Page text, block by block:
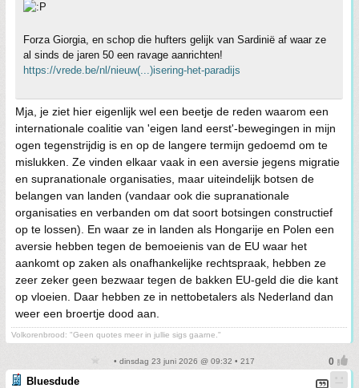
Forza Giorgia, en schop die hufters gelijk van Sardinië af waar ze
al sinds de jaren 50 een ravage aanrichten!
https://vrede.be/nl/nieuw(...)isering-het-paradijs
Mja, je ziet hier eigenlijk wel een beetje de reden waarom een
internationale coalitie van 'eigen land eerst'-bewegingen in mijn
ogen tegenstrijdig is en op de langere termijn gedoemd om te
mislukken. Ze vinden elkaar vaak in een aversie jegens migratie
en supranationale organisaties, maar uiteindelijk botsen de
belangen van landen (vandaar ook die supranationale
organisaties en verbanden om dat soort botsingen constructief
op te lossen). En waar ze in landen als Hongarije en Polen een
aversie hebben tegen de bemoeienis van de EU waar het
aankomt op zaken als onafhankelijke rechtspraak, hebben ze
zeer zeker geen bezwaar tegen de bakken EU-geld die die kant
op vloeien. Daar hebben ze in nettobetalers als Nederland dan
weer een broertje dood aan.
Volkorenbrood: "Geen quotes meer in jullie sigs gaarne."
• dinsdag 23 juni 2026 @ 09:32 • 217
Bluesdude